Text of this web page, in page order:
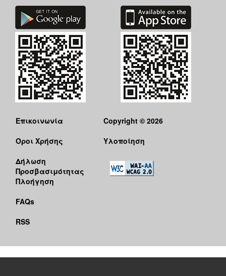
Επικοινωνία
Όροι Χρήσης
Δήλωση
Προσβασιμότητας
Πλοήγηση
FAQs
RSS
Copyright © 2026
Υλοποίηση